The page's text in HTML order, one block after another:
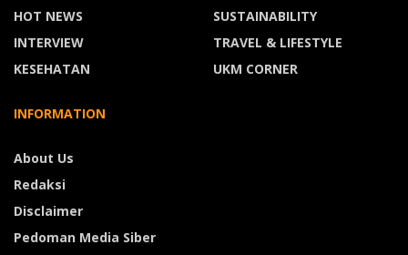
HOT NEWS
INTERVIEW
KESEHATAN
SUSTAINABILITY
TRAVEL & LIFESTYLE
UKM CORNER
INFORMATION
About Us
Redaksi
Disclaimer
Pedoman Media Siber